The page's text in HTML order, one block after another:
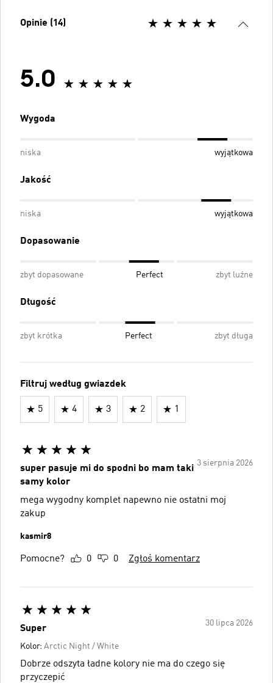
Opinie (14)
5.0
Wygoda
niska wyjątkowa
Jakość
niska wyjątkowa
Dopasowanie
zbyt dopasowane Perfect zbyt luźne
Długość
zbyt krótka Perfect zbyt długa
Filtruj według gwiazdek
5 4 3 2 1
3 sierpnia 2026
super pasuje mi do spodni bo mam taki
samy kolor
mega wygodny komplet napewno nie ostatni moj
zakup
kasmir8
Pomocne? 0 0 Zgłoś komentarz
30 lipca 2026
Super
Kolor: Arctic Night / White
Dobrze odszyta ładne kolory nie ma do czego się
przyczepić